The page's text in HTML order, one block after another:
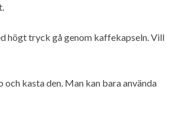
högt tryck gå genom kaffekapseln. Vill
kasta den. Man kan bara använda